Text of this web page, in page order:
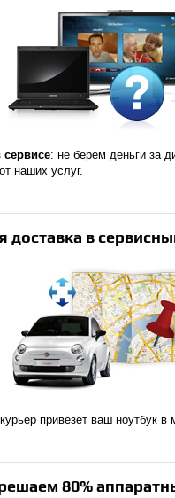
сервисе: не берем деньги за
наших услуг.
доставка в
привезет ваш ноутбук в
80%